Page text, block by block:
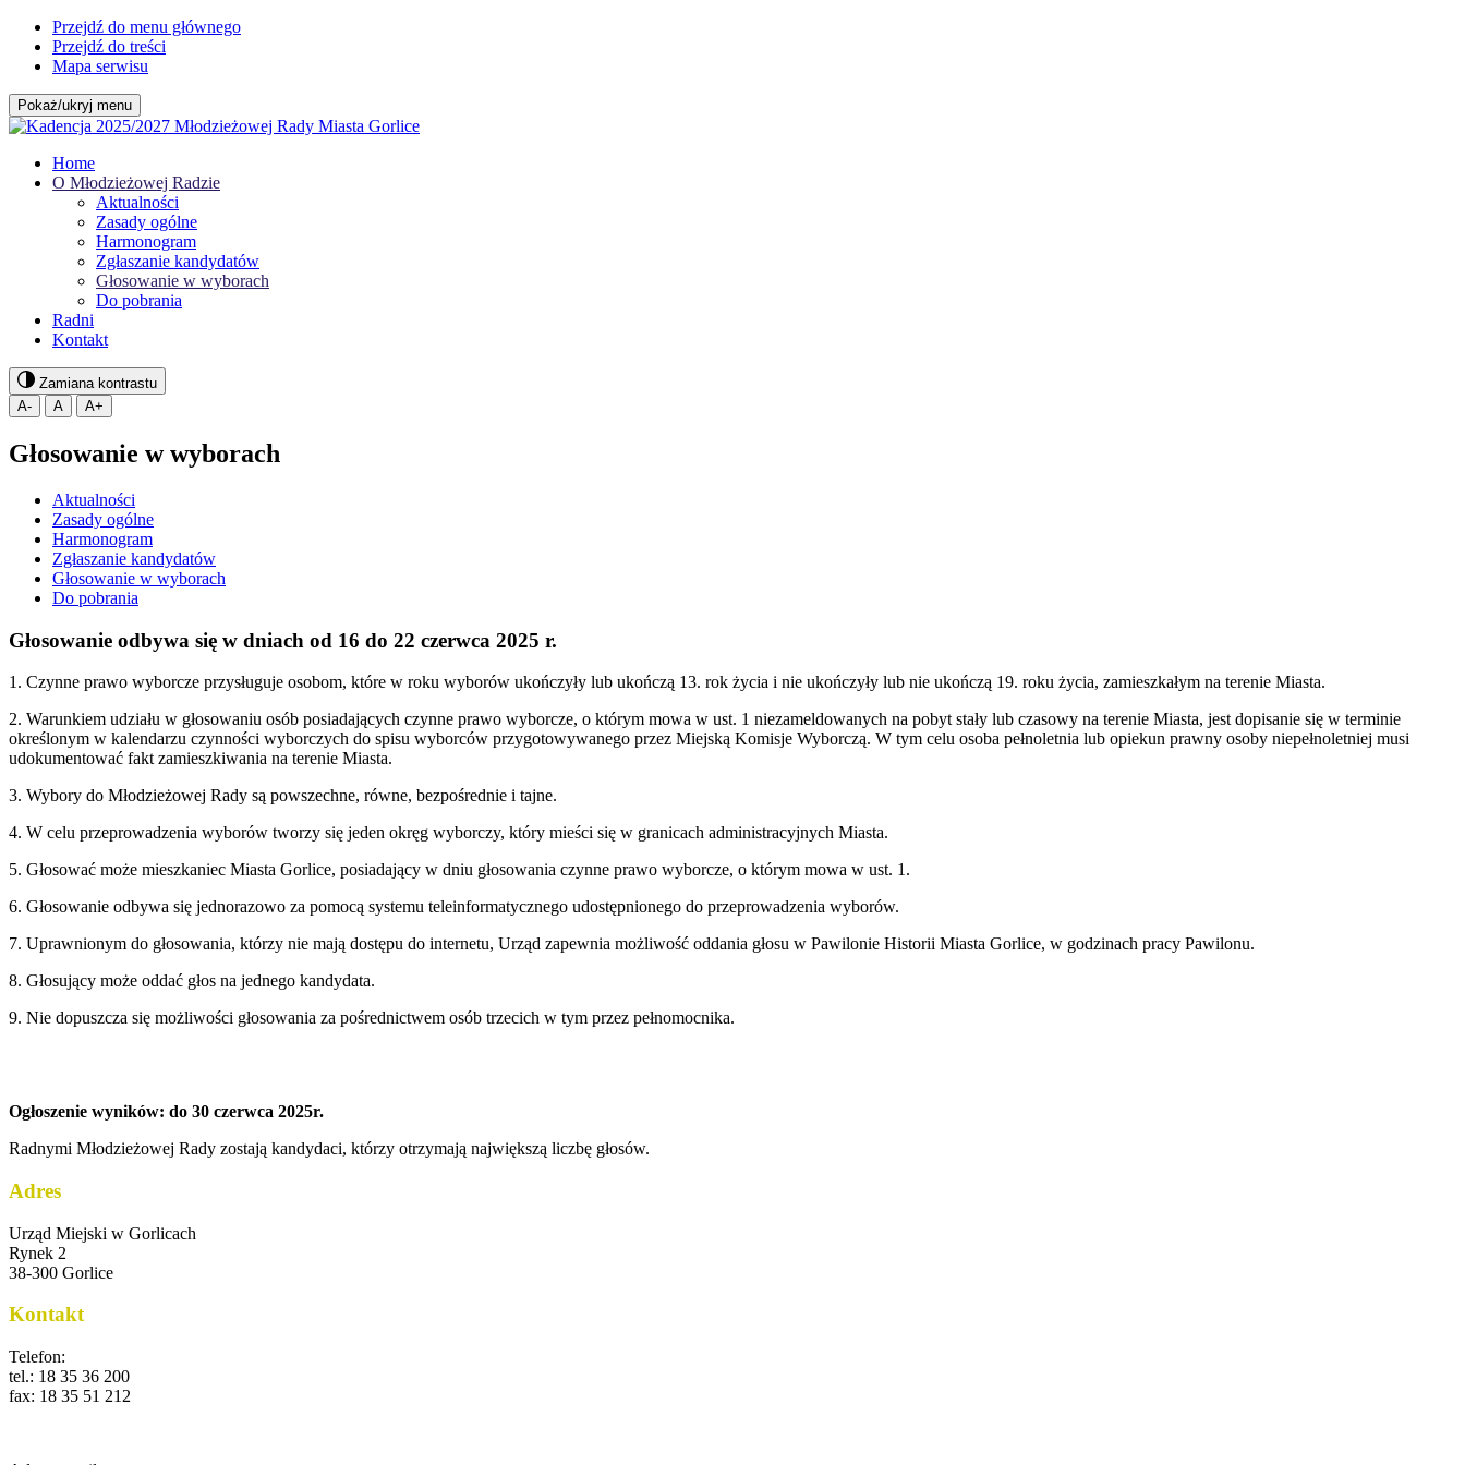
Przejdź do menu głównego
Przejdź do treści
Mapa serwisu
Pokaż/ukryj menu
Home
O Młodzieżowej Radzie
Aktualności
Zasady ogólne
Harmonogram
Zgłaszanie kandydatów
Głosowanie w wyborach
Do pobrania
Radni
Kontakt
Zamiana kontrastu
A-
A A+
Głosowanie w wyborach
Aktualności
Zasady ogólne
Harmonogram
Zgłaszanie kandydatów
Głosowanie w wyborach
Do pobrania
Głosowanie odbywa się w dniach od 16 do 22 czerwca 2025 r.
1. Czynne prawo wyborcze przysługuje osobom, które w roku wyborów ukończyły lub ukończą 13. rok życia i nie ukończyły lub nie ukończą 19. roku życia, zamieszkałym na terenie Miasta.
2. Warunkiem udziału w głosowaniu osób posiadających czynne prawo wyborcze, o którym mowa w ust. 1 niezameldowanych na pobyt stały lub czasowy na terenie Miasta, jest dopisanie się w terminie
określonym w kalendarzu czynności wyborczych do spisu wyborców przygotowywanego przez Miejską Komisje Wyborczą. W tym celu osoba pełnoletnia lub opiekun prawny osoby niepełnoletniej musi
udokumentować fakt zamieszkiwania na terenie Miasta.
3. Wybory do Młodzieżowej Rady są powszechne, równe, bezpośrednie i tajne.
4. W celu przeprowadzenia wyborów tworzy się jeden okręg wyborczy, który mieści się w granicach administracyjnych Miasta.
5. Głosować może mieszkaniec Miasta Gorlice, posiadający w dniu głosowania czynne prawo wyborcze, o którym mowa w ust. 1.
6. Głosowanie odbywa się jednorazowo za pomocą systemu teleinformatycznego udostępnionego do przeprowadzenia wyborów.
7. Uprawnionym do głosowania, którzy nie mają dostępu do internetu, Urząd zapewnia możliwość oddania głosu w Pawilonie Historii Miasta Gorlice, w godzinach pracy Pawilonu.
8. Głosujący może oddać głos na jednego kandydata.
9. Nie dopuszcza się możliwości głosowania za pośrednictwem osób trzecich w tym przez pełnomocnika.
Ogłoszenie wyników: do 30 czerwca 2025r.
Radnymi Młodzieżowej Rady zostają kandydaci, którzy otrzymają największą liczbę głosów.
Adres
Urząd Miejski w Gorlicach
Rynek 2
38-300 Gorlice
Kontakt
Telefon:
tel.: 18 35 36 200
fax: 18 35 51 212